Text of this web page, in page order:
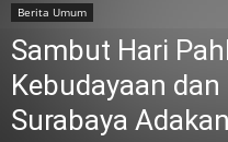
Berita Umum
Sambut Hari
Kebudayaan
Surabaya